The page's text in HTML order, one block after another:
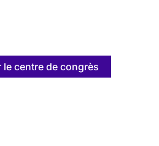
le centre de congrès